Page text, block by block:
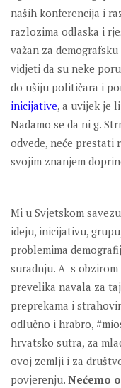
naših konferencija i
razlozima odlaska i
važan za
vidjeti da su neke
do ušiju političara i
inicijative, a uvijek je
Nadamo se da ni g.
odvede, neće prestati
svojim znanjem
Mi u Svjetskom
ideju, inicijativu,
problemima
suradnju. A s obzirom
prevelika navala za
preprekama i
odlučno i hrabro,
hrvatsko sutra, za
ovoj zemlji i za
povjerenju. Nećemo